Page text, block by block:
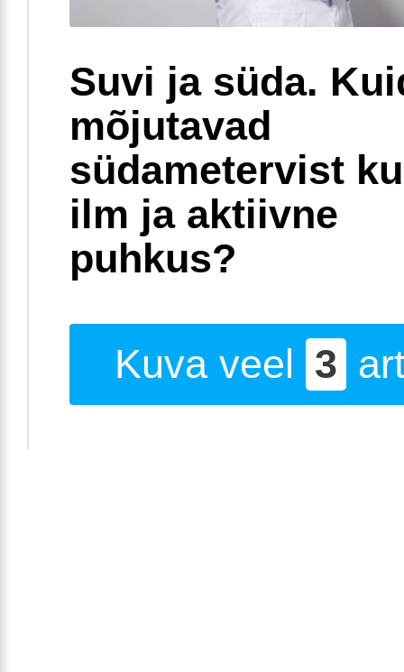
Suvi ja süda.
mõjutavad
südametervist
ilm ja aktiivne
puhkus?
Kuva veel 3